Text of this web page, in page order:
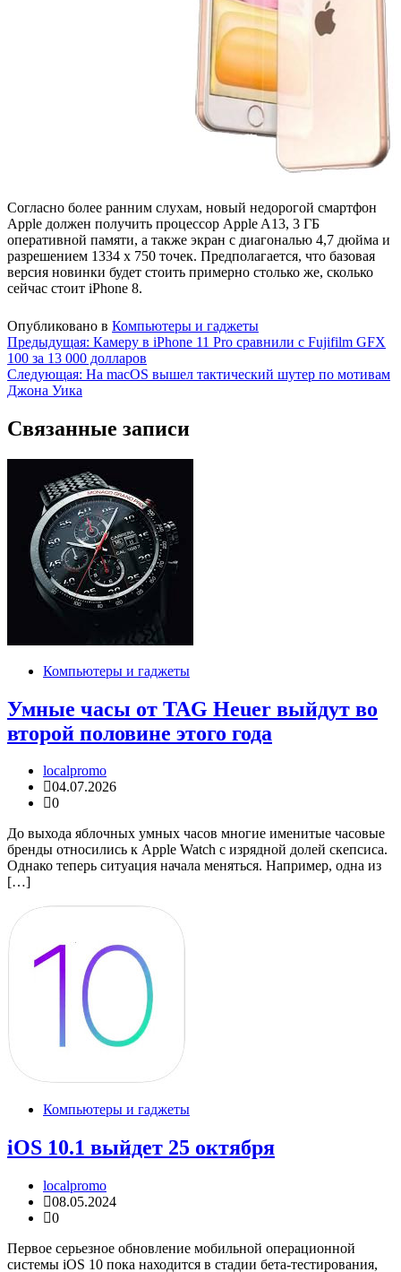
Согласно более ранним слухам, новый недорогой смартфон
Apple должен получить процессор Apple A13, 3 ГБ
оперативной памяти, а также экран с диагональю 4,7 дюйма и
разрешением 1334 х 750 точек. Предполагается, что базовая
версия новинки будет стоить примерно столько же, сколько
сейчас стоит iPhone 8.
Опубликовано в Компьютеры и гаджеты
Навигация
по
записям
Предыдущая: Камеру в iPhone 11 Pro сравнили с Fujifilm GFX
100 за 13 000 долларов
Следующая: На macOS вышел тактический шутер по мотивам
Джона Уика
Связанные записи
Компьютеры и гаджеты
Умные часы от TAG Heuer выйдут во
второй половине этого года
localpromo
04.07.2026
0
До выхода яблочных умных часов многие именитые часовые
бренды относились к Apple Watch с изрядной долей скепсиса.
Однако теперь ситуация начала меняться. Например, одна из
[…]
Компьютеры и гаджеты
iOS 10.1 выйдет 25 октября
localpromo
08.05.2024
0
Первое серьезное обновление мобильной операционной
системы iOS 10 пока находится в стадии бета-тестирования,